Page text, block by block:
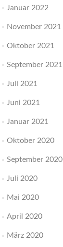
Januar 2022
November 2021
Oktober 2021
September 2021
Juli 2021
Juni 2021
Januar 2021
Oktober 2020
September 2020
Juli 2020
Mai 2020
April 2020
März 2020